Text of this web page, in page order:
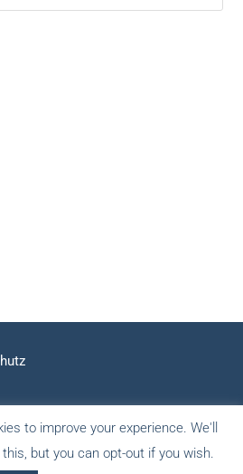
to improve your experience. We'll
but you can opt-out if you wish.